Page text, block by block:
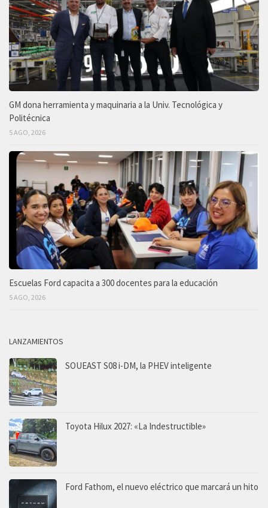
GM dona herramienta y maquinaria a la Univ. Tecnológica y
Politécnica
5 AGO, 2026
Escuelas Ford capacita a 300 docentes para la educación
5 AGO, 2026
LANZAMIENTOS
SOUEAST S08 i-DM, la PHEV inteligente
Toyota Hilux 2027: «La Indestructible»
Ford Fathom, el nuevo eléctrico que marcará un hito